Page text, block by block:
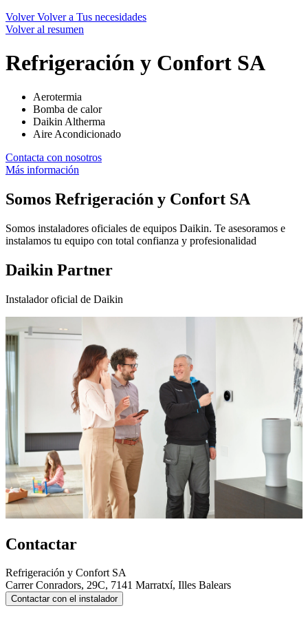
Volver Volver a Tus necesidades
Volver al resumen
Refrigeración y Confort SA
Aerotermia
Bomba de calor
Daikin Altherma
Aire Acondicionado
Contacta con nosotros
Más información
Somos Refrigeración y Confort SA
Somos instaladores oficiales de equipos Daikin. Te asesoramos e
instalamos tu equipo con total confianza y profesionalidad
Daikin Partner
Instalador oficial de Daikin
Contactar
Refrigeración y Confort SA
Carrer Conradors, 29C, 7141 Marratxí, Illes Balears
Contactar con el instalador